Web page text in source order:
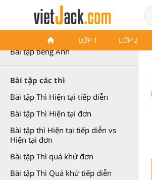
LỚP 1 LỚP 2
Bài tập Ngữ pháp tiếng Anh
Bài tập tiếng Anh
Bài tập các thì
Bài tập Thì Hiện tại tiếp diễn
Bài tập Thì Hiện tại đơn
Bài tập thì Hiện tại tiếp diễn vs
Hiện tại đơn
Bài tập Thì quá khứ đơn
Bài tập Thì Quá khứ tiếp diễn